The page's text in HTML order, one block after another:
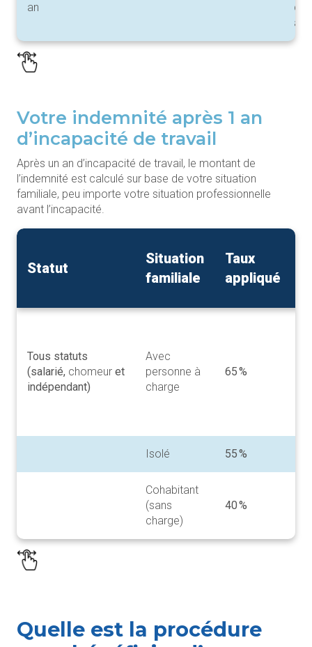
an
à
Votre indemnité après 1 an
d’incapacité de travail
Après un an d’incapacité de travail, le montant de
l’indemnité est calculé sur base de votre situation
familiale, peu importe votre situation professionnelle
avant l’incapacité.
Statut
Situation
familiale
Taux
appliqué
Tous statuts
(salarié, chomeur et
indépendant)
Avec
personne à
charge
65 %
Isolé 55 %
Cohabitant
(sans
charge)
40 %
Quelle est la procédure